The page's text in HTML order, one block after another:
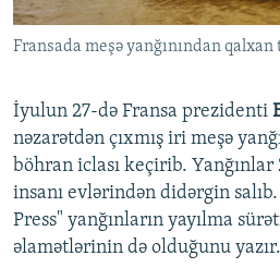
Fransada meşə yanğınından qalxan
İyulun 27-də Fransa prezidenti
nəzarətdən çıxmış iri meşə
böhran iclası keçirib.
insanı evlərindən didərgin
Press" yanğınların yayılma
əlamətlərinin də olduğunu yazır.